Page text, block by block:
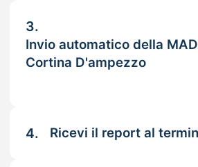
3.
Invio automatico della
Cortina D'ampezzo
4. Ricevi il report al